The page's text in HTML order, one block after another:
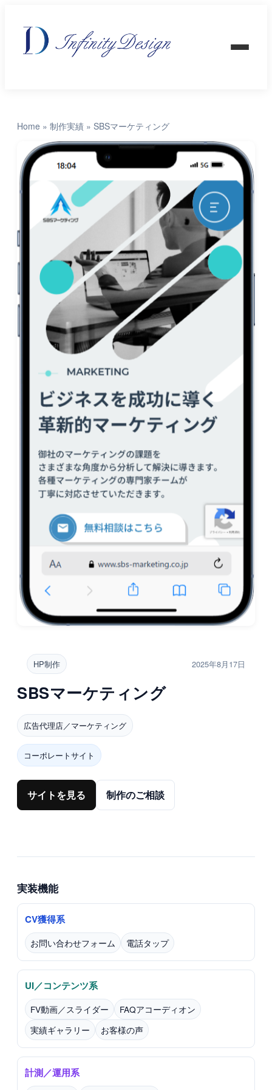
Home » 制作実績 » SBSマーケティング
HP制作 2025年8月17日
SBSマーケティング
広告代理店／マーケティング
コーポレートサイト
サイトを見る 制作のご相談
実装機能
CV獲得系
お問い合わせフォーム 電話タップ
UI／コンテンツ系
FV動画／スライダー
FAQアコーディオン
実績ギャラリー
お客様の声
計測／運用系